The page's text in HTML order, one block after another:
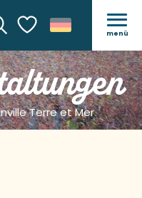
Voir les favoris
menü
Terre et Mer
favoris